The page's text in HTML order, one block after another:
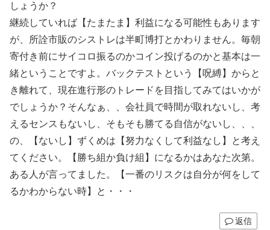
しょうか？
継続していれば【たまたま】利益になる可能性もあります
が、所詮市販のシストレは半町博打とかわりません。毎朝
寄付き前にサイコロ振るのかコイン投げるのかと基本は一
緒ということですよ。バックテストという【呪縛】からと
き離れて、現在進行形のトレードを目指してみてはいかが
でしょうか？そんなぁ、、会社員で時間が取れないし、考
えるセンスもないし、そもそも勝てる自信がないし、、、
の、【ないし】ずくめは【努力なくして利益なし】と考え
てください。【勝ち組か負け組】になるかはあなた次第。
ある人が言ってました。【一番のリスクは自分が何をして
るかわからない時】と・・・
返信